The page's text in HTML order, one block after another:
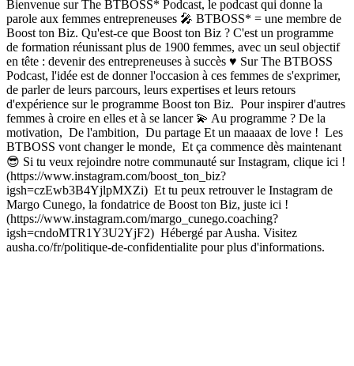
Bienvenue sur The BTBOSS* Podcast, le podcast qui donne la
parole aux femmes entrepreneuses 🎤 BTBOSS* = une membre de
Boost ton Biz. Qu'est-ce que Boost ton Biz ? C'est un programme
de formation réunissant plus de 1900 femmes, avec un seul objectif
en tête : devenir des entrepreneuses à succès ♥️ Sur The BTBOSS
Podcast, l'idée est de donner l'occasion à ces femmes de s'exprimer,
de parler de leurs parcours, leurs expertises et leurs retours
d'expérience sur le programme Boost ton Biz. Pour inspirer d'autres
femmes à croire en elles et à se lancer 💫 Au programme ? De la
motivation, De l'ambition, Du partage Et un maaaax de love ! Les
BTBOSS vont changer le monde, Et ça commence dès maintenant
😎 Si tu veux rejoindre notre communauté sur Instagram, clique ici !
(https://www.instagram.com/boost_ton_biz?
igsh=czEwb3B4YjlpMXZi) Et tu peux retrouver le Instagram de
Margo Cunego, la fondatrice de Boost ton Biz, juste ici !
(https://www.instagram.com/margo_cunego.coaching?
igsh=cndoMTR1Y3U2YjF2) Hébergé par Ausha. Visitez
ausha.co/fr/politique-de-confidentialite pour plus d'informations.